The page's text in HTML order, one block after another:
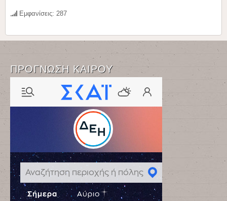
Εμφανίσεις: 287
ΠΡΌΓΝΩΣΗ ΚΑΙΡΟΎ